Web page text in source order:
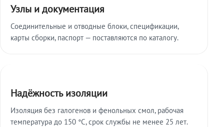
Узлы и документация
Соединительные и отводные блоки, спецификации,
карты сборки, паспорт — поставляются по каталогу.
Надёжность изоляции
Изоляция без галогенов и фенольных смол, рабочая
температура до 150 °C, срок службы не менее 25 лет.